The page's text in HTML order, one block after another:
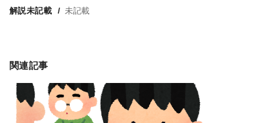
解説未記載
未記載
関連記事